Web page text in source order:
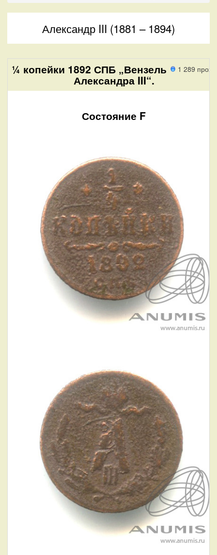
Александр III (1881 – 1894)
1 289
¼ копейки 1892 СПБ „Вензель
Александра III“.
Состояние F